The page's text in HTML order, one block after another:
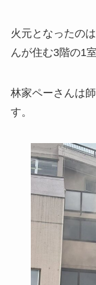
火元となったの
んが住む3階の1
林家ペーさんは
す。